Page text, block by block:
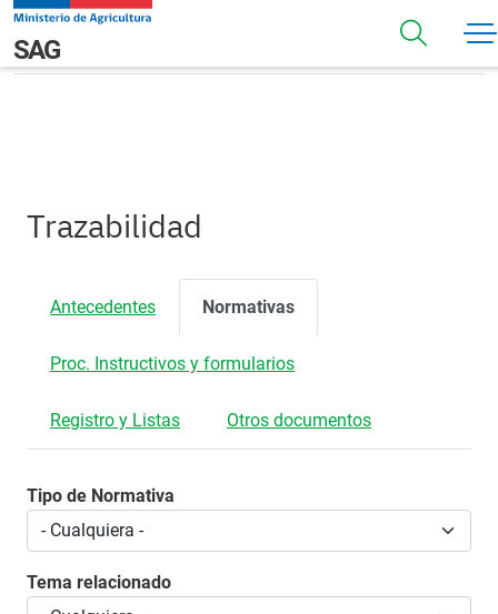
Pasar al contenido principal
Navegación principal
SAG
Normativas
Trazabilidad
Antecedentes Normativas
Proc. Instructivos y formularios
Registro y Listas Otros documentos
Tipo de Normativa
Tema relacionado